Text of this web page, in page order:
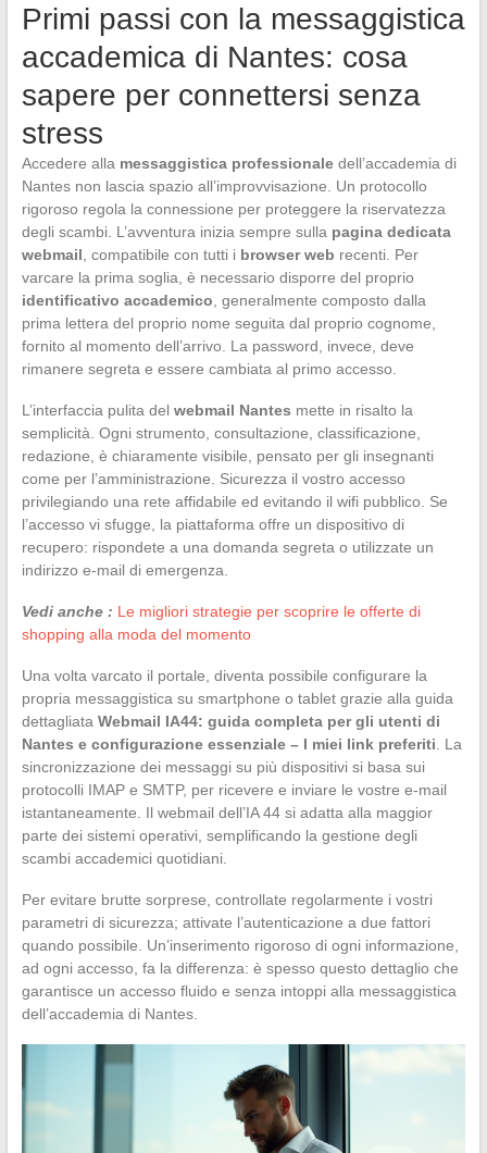
Primi passi con la messaggistica
accademica di Nantes: cosa
sapere per connettersi senza
stress
Accedere alla messaggistica professionaledell’accademia di
Nantes non lascia spazio all’improvvisazione. Un protocollo
rigoroso regola la connessione per proteggere la riservatezza
degli scambi. L’avventura inizia sempre sulla pagina dedicata
webmail , compatibile con tutti i browser web recenti. Per
varcare la prima soglia, è necessario disporre del proprio
identificativo accademico , generalmente composto dalla
prima lettera del proprio nome seguita dal proprio cognome,
fornito al momento dell’arrivo. La password, invece, deve
rimanere segreta e essere cambiata al primo accesso.
L’interfaccia pulita del webmail Nantes mette in risalto la
semplicità. Ogni strumento, consultazione, classificazione,
redazione, è chiaramente visibile, pensato per gli insegnanti
come per l’amministrazione. Sicurezza il vostro accesso
privilegiando una rete affidabile ed evitando il wifi pubblico. Se
l’accesso vi sfugge, la piattaforma offre un dispositivo di
recupero: rispondete a una domanda segreta o utilizzate un
indirizzo e-mail di emergenza.
Vedi anche : Le migliori strategie per scoprire le offerte di
shopping alla moda del momento
Una volta varcato il portale, diventa possibile configurare la
propria messaggistica su smartphone o tablet grazie alla guida
dettagliata Webmail IA44: guida completa per gli utenti di
Nantes e configurazione essenziale – I miei link preferiti . La
sincronizzazione dei messaggi su più dispositivi si basa sui
protocolli IMAP e SMTP, per ricevere e inviare le vostre e-mail
istantaneamente. Il webmail dell’IA 44 si adatta alla maggior
parte dei sistemi operativi, semplificando la gestione degli
scambi accademici quotidiani.
Per evitare brutte sorprese, controllate regolarmente i vostri
parametri di sicurezza; attivate l’autenticazione a due fattori
quando possibile. Un’inserimento rigoroso di ogni informazione,
ad ogni accesso, fa la differenza: è spesso questo dettaglio che
garantisce un accesso fluido e senza intoppi alla messaggistica
dell’accademia di Nantes.